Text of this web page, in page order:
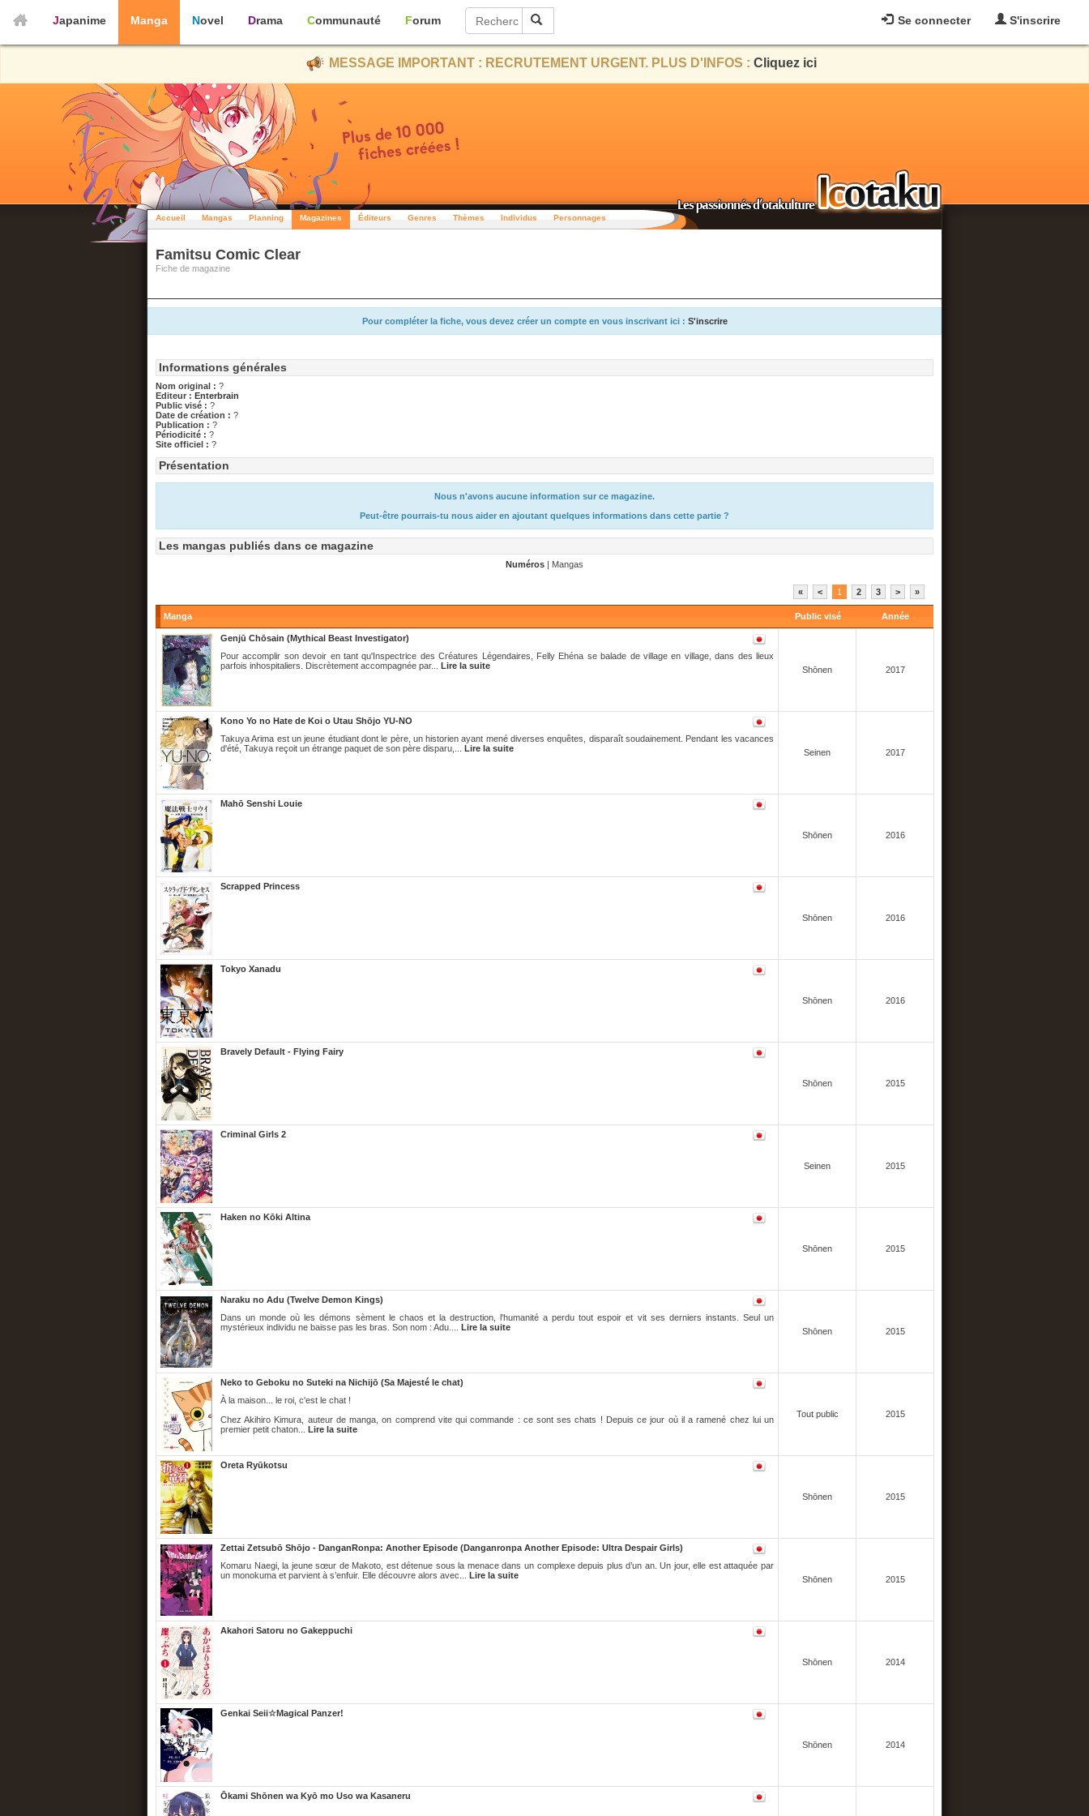
Se connecter S'inscrire
Japanime Manga Novel Drama Communauté Forum
MESSAGE IMPORTANT : RECRUTEMENT URGENT. PLUS D'INFOS : Cliquez ici
Accueil Mangas Planning Magazines Éditeurs Genres Thèmes Individus Personnages
Famitsu Comic Clear
Fiche de magazine
Pour compléter la fiche, vous devez créer un compte en vous inscrivant ici : S'inscrire
Informations générales
Nom original : ?
Editeur : Enterbrain
Public visé : ?
Date de création : ?
Publication : ?
Périodicité : ?
Site officiel : ?
Présentation
Nous n'avons aucune information sur ce magazine.
Peut-être pourrais-tu nous aider en ajoutant quelques informations dans cette partie ?
Les mangas publiés dans ce magazine
Numéros | Mangas
« < 1 2 3 > »
Manga Public visé Année
Genjū Chōsain (Mythical Beast Investigator)
Pour accomplir son devoir en tant qu'Inspectrice des Créatures Légendaires, Felly Ehéna se balade de village en village, dans des lieux
parfois inhospitaliers. Discrètement accompagnée par... Lire la suite Shōnen 2017
Kono Yo no Hate de Koi o Utau Shōjo YU-NO
Takuya Arima est un jeune étudiant dont le père, un historien ayant mené diverses enquêtes, disparaît soudainement. Pendant les vacances
d'été, Takuya reçoit un étrange paquet de son père disparu,... Lire la suite Seinen 2017
Mahō Senshi Louie
Shōnen 2016
Scrapped Princess
Shōnen 2016
Tokyo Xanadu
Shōnen 2016
Bravely Default - Flying Fairy
Shōnen 2015
Criminal Girls 2
Seinen 2015
Haken no Kōki Altina
Shōnen 2015
Naraku no Adu (Twelve Demon Kings)
Dans un monde où les démons sèment le chaos et la destruction, l'humanité a perdu tout espoir et vit ses derniers instants. Seul un
mystérieux individu ne baisse pas les bras. Son nom : Adu.... Lire la suite Shōnen 2015
Neko to Geboku no Suteki na Nichijō (Sa Majesté le chat)
À la maison... le roi, c'est le chat !
Chez Akihiro Kimura, auteur de manga, on comprend vite qui commande : ce sont ses chats ! Depuis ce jour où il a ramené chez lui un
premier petit chaton... Lire la suite
Tout public 2015
Oreta Ryūkotsu
Shōnen 2015
Zettai Zetsubō Shōjo - DanganRonpa: Another Episode (Danganronpa Another Episode: Ultra Despair Girls)
Komaru Naegi, la jeune sœur de Makoto, est détenue sous la menace dans un complexe depuis plus d’un an. Un jour, elle est attaquée par
un monokuma et parvient à s’enfuir. Elle découvre alors avec... Lire la suite Shōnen 2015
Akahori Satoru no Gakeppuchi
Shōnen 2014
Genkai Seii☆Magical Panzer!
Shōnen 2014
Ōkami Shōnen wa Kyō mo Uso wa Kasaneru